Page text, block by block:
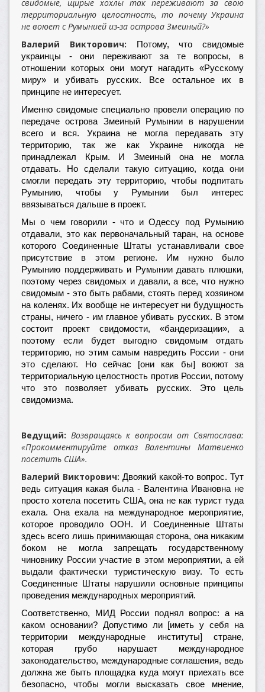
свидомые, щирые хохлы так переживают за свою
территориальную целостность, то почему Украина
не воюет с Румынией из-за острова Змеиный?»
Валерий Викторович: Потому, что свидомые
украинцы - они переживают за те вопросы, в
отношении которых они могут нагадить «Русскому
миру» и убивать русских. Все остальное их в
принципе не интересует.
Именно свидомые специально провели операцию по
передаче острова Змеиный Румынии в нарушении
всего и вся. Украина не могла передавать эту
территорию, так же как Украине никогда не
принадлежал Крым. И Змеиный она не могла
отдавать. Но сделали такую ситуацию, когда они
смогли передать эту территорию, чтобы подпитать
Румынию, чтобы у Румынии был интерес
ввязываться дальше в проект.
Мы о чем говорили - что и Одессу под Румынию
отдавали, это как первоначальный таран, на основе
которого Соединенные Штаты устанавливали свое
присутствие в этом регионе. Им нужно было
Румынию поддерживать и Румынии давать плюшки,
поэтому через свидомых и давали, а все, что нужно
свидомым - это быть рабами, стоять перед хозяином
на коленях. Их вообще не интересует ни будущность
страны, ничего - им главное убивать русских. В этом
состоит проект свидомости, «бандеризации», а
поэтому если будет выгодно свидомым отдать
территорию, но этим самым навредить России - они
это сделают. Но сейчас [они как бы] воюют за
территориальную целостность против России, потому
что это позволяет убивать русских. Это цель
свидомизма.
Ведущий: Возвращаясь к вопросам от Святослава:
«Прокомментируйте отказ Валентины Матвиенко
посетить США».
Валерий Викторович: Двоякий какой-то вопрос. Тут
ведь ситуация какая была - Валентина Ивановна не
просто хотела посетить США, она не как турист туда
ехала. Она ехала на международное мероприятие,
которое проводило ООН. И Соединенные Штаты
здесь всего лишь принимающая сторона, она никаким
боком не могла запрещать государственному
чиновнику России участие в этом мероприятии, а ей
выдали фактически туристическую визу. То есть
Соединенные Штаты нарушили основные принципы
проведения международных мероприятий.
Соответственно, МИД России поднял вопрос: а на
каком основании? Допустимо ли [иметь у себя на
территории международные институты] стране,
которая грубо нарушает международное
законодательство, международные соглашения, ведь
должна же быть площадка куда могут приехать все
безопасно, чтобы могли высказать свое мнение,